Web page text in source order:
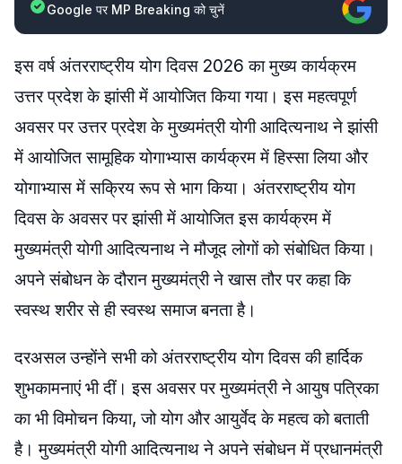
Google पर MP Breaking को चुनें
इस वर्ष अंतरराष्ट्रीय योग दिवस 2026 का मुख्य कार्यक्रम
उत्तर प्रदेश के झांसी में आयोजित किया गया। इस महत्वपूर्ण
अवसर पर उत्तर प्रदेश के मुख्यमंत्री योगी आदित्यनाथ ने झांसी
में आयोजित सामूहिक योगाभ्यास कार्यक्रम में हिस्सा लिया और
योगाभ्यास में सक्रिय रूप से भाग किया। अंतरराष्ट्रीय योग
दिवस के अवसर पर झांसी में आयोजित इस कार्यक्रम में
मुख्यमंत्री योगी आदित्यनाथ ने मौजूद लोगों को संबोधित किया।
अपने संबोधन के दौरान मुख्यमंत्री ने खास तौर पर कहा कि
स्वस्थ शरीर से ही स्वस्थ समाज बनता है।
दरअसल उन्होंने सभी को अंतरराष्ट्रीय योग दिवस की हार्दिक
शुभकामनाएं भी दीं। इस अवसर पर मुख्यमंत्री ने आयुष पत्रिका
का भी विमोचन किया, जो योग और आयुर्वेद के महत्व को बताती
है। मुख्यमंत्री योगी आदित्यनाथ ने अपने संबोधन में प्रधानमंत्री